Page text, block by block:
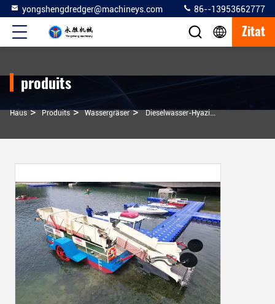
yongshengdredger@machineys.com 86--13953662777
Zitat
produits
Haus > Produits > Wassergräser > Dieselwasser-Hyazinth-Erntemaschine Mit 24 Kubikmetern Dieselantrieb Getriebe